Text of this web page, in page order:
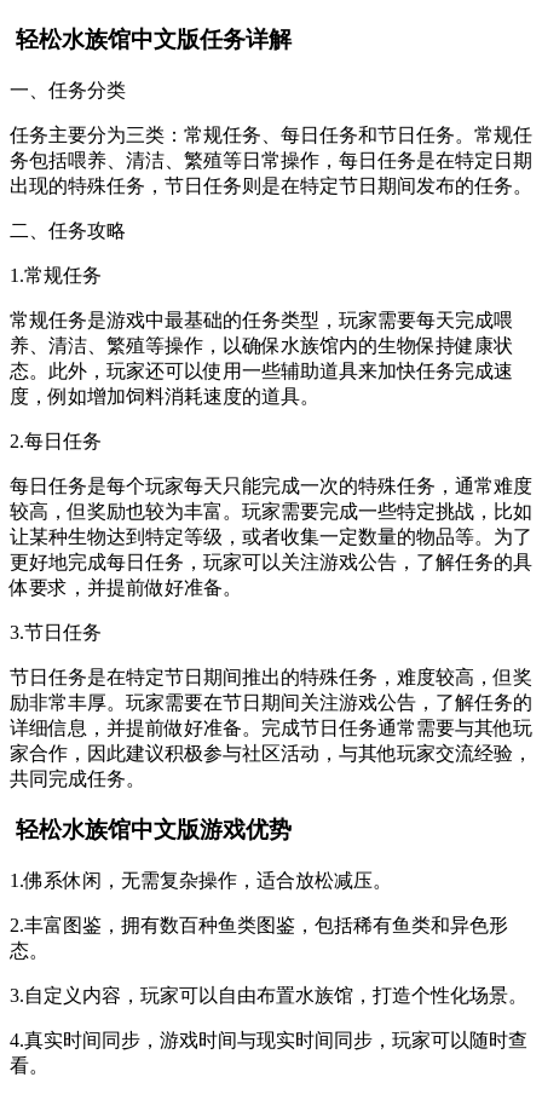
轻松水族馆中文版任务详解
一、任务分类
任务主要分为三类：常规任务、每日任务和节日任务。常规任
务包括喂养、清洁、繁殖等日常操作，每日任务是在特定日期
出现的特殊任务，节日任务则是在特定节日期间发布的任务。
二、任务攻略
1.常规任务
常规任务是游戏中最基础的任务类型，玩家需要每天完成喂
养、清洁、繁殖等操作，以确保水族馆内的生物保持健康状
态。此外，玩家还可以使用一些辅助道具来加快任务完成速
度，例如增加饲料消耗速度的道具。
2.每日任务
每日任务是每个玩家每天只能完成一次的特殊任务，通常难度
较高，但奖励也较为丰富。玩家需要完成一些特定挑战，比如
让某种生物达到特定等级，或者收集一定数量的物品等。为了
更好地完成每日任务，玩家可以关注游戏公告，了解任务的具
体要求，并提前做好准备。
3.节日任务
节日任务是在特定节日期间推出的特殊任务，难度较高，但奖
励非常丰厚。玩家需要在节日期间关注游戏公告，了解任务的
详细信息，并提前做好准备。完成节日任务通常需要与其他玩
家合作，因此建议积极参与社区活动，与其他玩家交流经验，
共同完成任务。
轻松水族馆中文版游戏优势
1.佛系休闲，无需复杂操作，适合放松减压。
2.丰富图鉴，拥有数百种鱼类图鉴，包括稀有鱼类和异色形
态。
3.自定义内容，玩家可以自由布置水族馆，打造个性化场景。
4.真实时间同步，游戏时间与现实时间同步，玩家可以随时查
看。